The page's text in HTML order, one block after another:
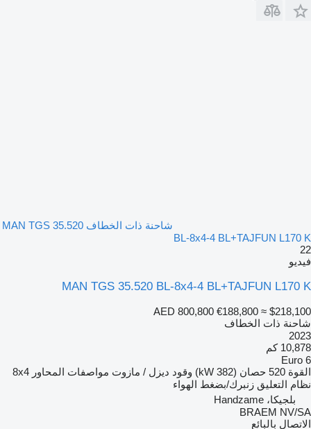
شاحنة ذات الخطاف MAN TGS 35.520
BL-8x4-4 BL+TAJFUN L170 K
22
فيديو
MAN TGS 35.520 BL-8x4-4 BL+TAJFUN L170 K
AED 800,800 €188,800 ≈ $218,100
شاحنة ذات الخطاف
2023
10,878 كم
Euro 6
القوة 520 حصان (382 kW) وقود ديزل / مازوت مواصفات المحاور 8x4
نظام التعليق زنبرك/بضغط الهواء
بلجيكا، Handzame
BRAEM NV/SA
الاتصال بالبائع